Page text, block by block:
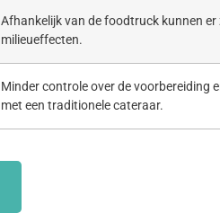
Afhankelijk van de foodtruck kunnen er
milieueffecten.
Minder controle over de voorbereiding
met een traditionele cateraar.